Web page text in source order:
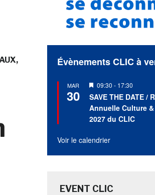
Évènements CLIC à
MAR
30
Mis
en
avant
09:30 - 17:30
SAVE THE DATE /
Annuelle Culture
2027 du CLIC
Voir le calendrier
EVENT CLIC